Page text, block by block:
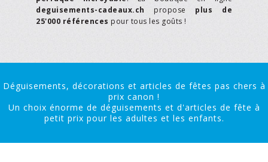
deguisements-cadeaux.ch propose plus de
25'000 références pour tous les goûts !
Déguisements, décorations et articles de fêtes pas chers à
prix canon !
Un choix énorme de déguisements et d'articles de fête à
petit prix pour les adultes et les enfants.